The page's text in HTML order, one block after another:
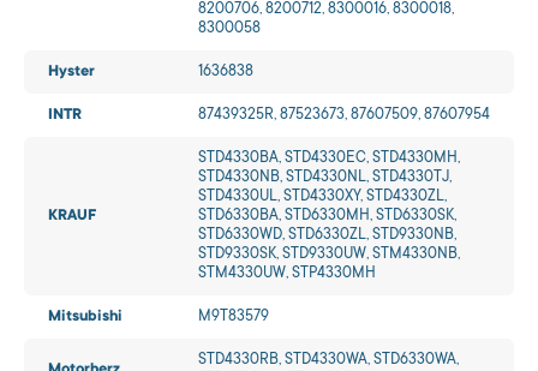
8200706, 8200712, 8300016, 8300018,
8300058
Hyster 1636838
INTR 87439325R, 87523673, 87607509, 87607954
KRAUF
STD4330BA, STD4330EC, STD4330MH,
STD4330NB, STD4330NL, STD4330TJ,
STD4330UL, STD4330XY, STD4330ZL,
STD6330BA, STD6330MH, STD6330SK,
STD6330WD, STD6330ZL, STD9330NB,
STD9330SK, STD9330UW, STM4330NB,
STM4330UW, STP4330MH
Mitsubishi M9T83579
STD4330RB, STD4330WA, STD6330WA,